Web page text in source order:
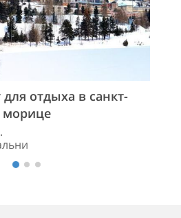
отдыха в санкт-
морице